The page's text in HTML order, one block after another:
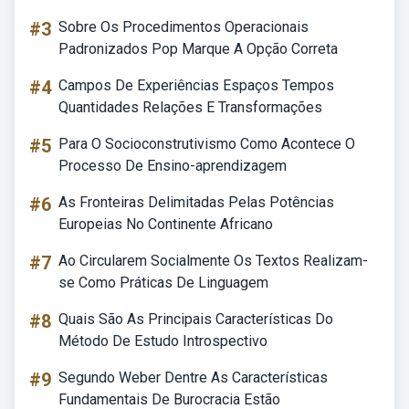
#3 Sobre Os Procedimentos Operacionais
Padronizados Pop Marque A Opção Correta
#4 Campos De Experiências Espaços Tempos
Quantidades Relações E Transformações
#5 Para O Socioconstrutivismo Como Acontece O
Processo De Ensino-aprendizagem
#6 As Fronteiras Delimitadas Pelas Potências
Europeias No Continente Africano
#7 Ao Circularem Socialmente Os Textos Realizam-
se Como Práticas De Linguagem
#8 Quais São As Principais Características Do
Método De Estudo Introspectivo
#9 Segundo Weber Dentre As Características
Fundamentais De Burocracia Estão